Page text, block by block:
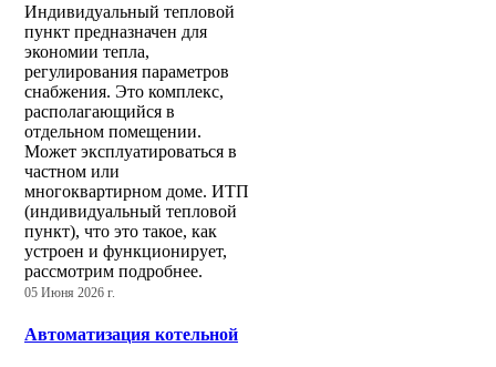
Индивидуальный тепловой
пункт предназначен для
экономии тепла,
регулирования параметров
снабжения. Это комплекс,
располагающийся в
отдельном помещении.
Может эксплуатироваться в
частном или
многоквартирном доме. ИТП
(индивидуальный тепловой
пункт), что это такое, как
устроен и функционирует,
рассмотрим подробнее.
05 Июня 2026 г.
Автоматизация котельной